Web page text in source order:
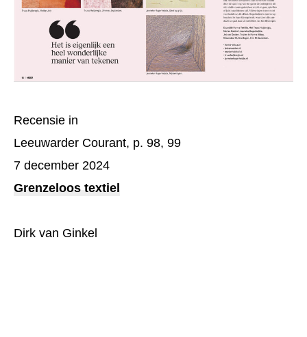
Recensie in
Leeuwarder Courant, p. 98, 99
7 december 2024
Grenzeloos textiel
Dirk van Ginkel